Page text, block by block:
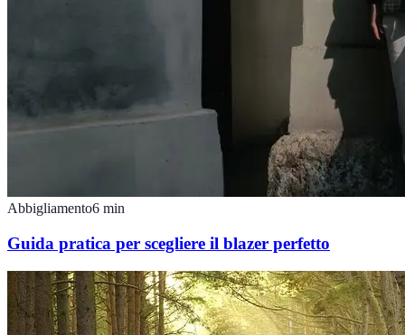
Abbigliamento6 min
Guida pratica per scegliere il blazer perfetto